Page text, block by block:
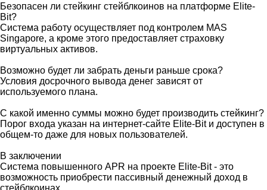
Безопасен ли стейкинг стейблкоинов на платформе Elite-
Bit?
Система работу осуществляет под контролем MAS
Singapore, а кроме этого предоставляет страховку
виртуальных активов.
Возможно будет ли забрать деньги раньше срока?
Условия досрочного вывода денег зависят от
используемого плана.
С какой именно суммы можно будет производить стейкинг?
Порог входа указан на интернет-сайте Elite-Bit и доступен в
общем-то даже для новых пользователей.
В заключении
Система повышенного APR на проекте Elite-Bit - это
возможность приобрести пассивный денежный доход в
стейблкоинах.